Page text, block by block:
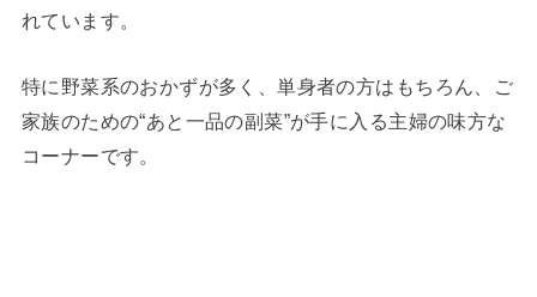
れています。
特に野菜系のおかずが多く、単身者の方はもちろん、ご
家族のための“あと一品の副菜”が手に入る主婦の味方な
コーナーです。